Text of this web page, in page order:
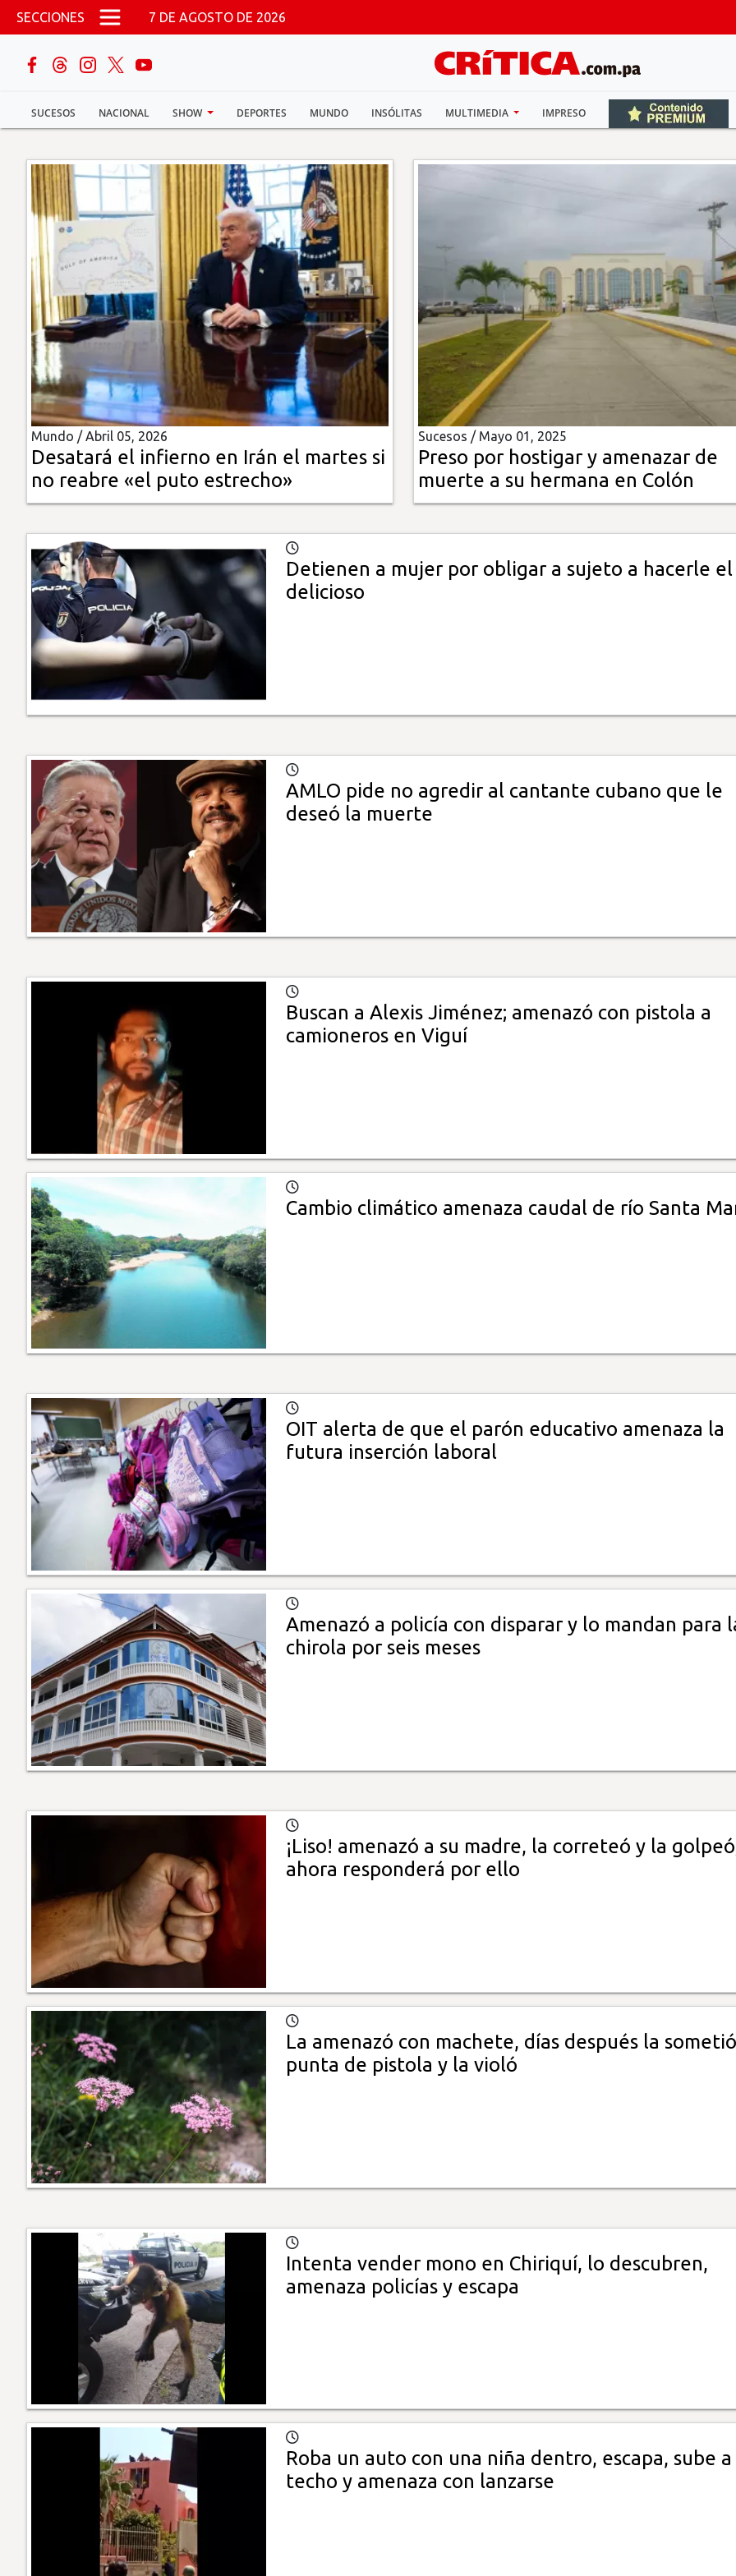
Pasar al contenido principal
SECCIONES 7 DE AGOSTO DE 2026
SUCESOS NACIONAL SHOW DEPORTES MUNDO INSÓLITAS MULTIMEDIA IMPRESO
buscar
Sucesos
Nacional
Política
Show
Deportes
Mundo
Insólitas
Multimedia
Impreso
Mundo /Abril 05, 2026
Desatará el infierno en Irán el martes si
no reabre «el puto estrecho»
Sucesos / Mayo 01, 2025
Preso por hostigar y amenazar de
muerte a su hermana en Colón
Detienen a mujer por obligar a sujeto a hacerle el
delicioso
AMLO pide no agredir al cantante cubano que le
deseó la muerte
Buscan a Alexis Jiménez; amenazó con pistola a
camioneros en Viguí
Cambio climático amenaza caudal de río Santa
OIT alerta de que el parón educativo amenaza la
futura inserción laboral
Amenazó a policía con disparar y lo mandan para
chirola por seis meses
¡Liso! amenazó a su madre, la correteó y la
ahora responderá por ello
La amenazó con machete, días después la
punta de pistola y la violó
Intenta vender mono en Chiriquí, lo descubren,
amenaza policías y escapa
Roba un auto con una niña dentro, escapa, sube
techo y amenaza con lanzarse